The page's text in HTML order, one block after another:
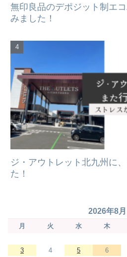
無印良品のデポジット制エ
みました！
ジ・アウトレット北九州に
た！
2026年8月
月 火 水 木
3
4 5 6